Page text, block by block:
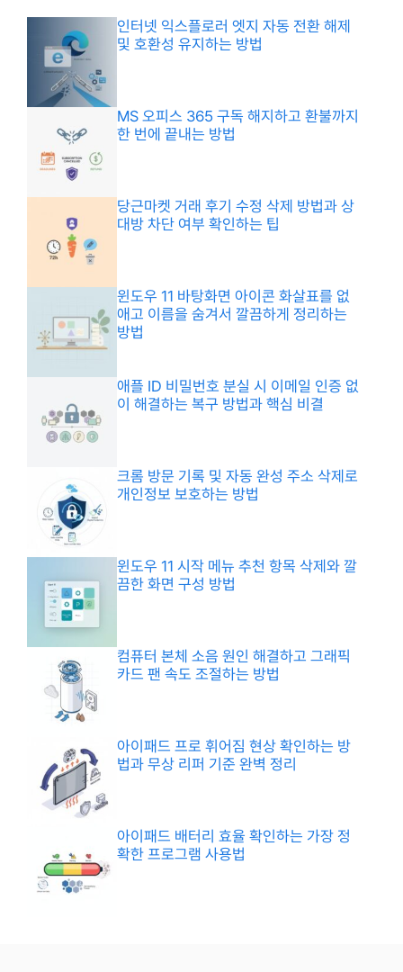
인터넷 익스플로러 엣지 자동 전환 해제
및 호환성 유지하는 방법
MS 오피스 365 구독 해지하고 환불까지
한 번에 끝내는 방법
당근마켓 거래 후기 수정 삭제 방법과 상
대방 차단 여부 확인하는 팁
윈도우 11 바탕화면 아이콘 화살표를 없
애고 이름을 숨겨서 깔끔하게 정리하는
방법
애플 ID 비밀번호 분실 시 이메일 인증 없
이 해결하는 복구 방법과 핵심 비결
크롬 방문 기록 및 자동 완성 주소 삭제로
개인정보 보호하는 방법
윈도우 11 시작 메뉴 추천 항목 삭제와 깔
끔한 화면 구성 방법
컴퓨터 본체 소음 원인 해결하고 그래픽
카드 팬 속도 조절하는 방법
아이패드 프로 휘어짐 현상 확인하는 방
법과 무상 리퍼 기준 완벽 정리
아이패드 배터리 효율 확인하는 가장 정
확한 프로그램 사용법